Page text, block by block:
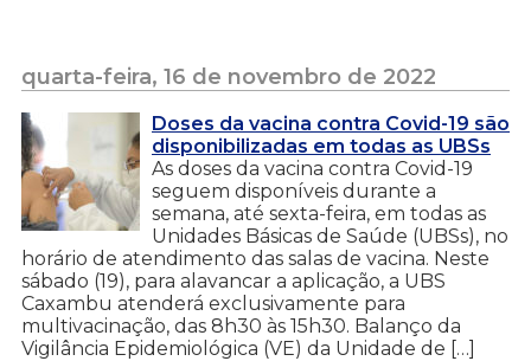
quarta-feira, 16 de novembro de 2022
Doses da vacina contra Covid-19 são
disponibilizadas em todas as UBSs
As doses da vacina contra Covid-19
seguem disponíveis durante a
semana, até sexta-feira, em todas as
Unidades Básicas de Saúde (UBSs), no
horário de atendimento das salas de vacina. Neste
sábado (19), para alavancar a aplicação, a UBS
Caxambu atenderá exclusivamente para
multivacinação, das 8h30 às 15h30. Balanço da
Vigilância Epidemiológica (VE) da Unidade de […]